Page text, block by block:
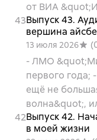
от ВИА
43Выпуск 43.
вершина
13 июля 2026
(
- ЛМО
первого года;
ещё не
волна&quot;,
42Выпуск 42.
в моей жизни